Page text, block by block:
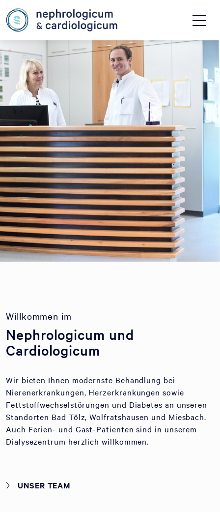
Willkommen im
Nephrologicum und
Cardiologicum
Wir bieten Ihnen modernste Behandlung bei
Nierenerkrankungen, Herzerkrankungen sowie
Fettstoffwechselstörungen und Diabetes an unseren
Standorten Bad Tölz, Wolfratshausen und Miesbach.
Auch Ferien- und Gast-Patienten sind in unserem
Dialysezentrum herzlich willkommen.
UNSER TEAM